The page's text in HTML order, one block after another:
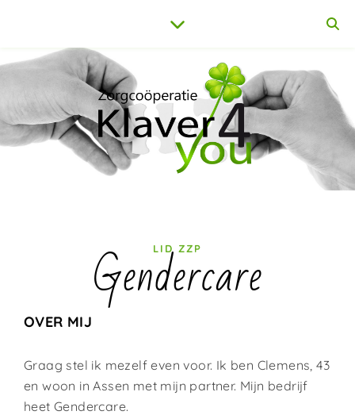
LID ZZP
Gendercare
OVER MIJ
Graag stel ik mezelf even voor. Ik ben Clemens, 43
en woon in Assen met mijn partner. Mijn bedrijf
heet Gendercare.